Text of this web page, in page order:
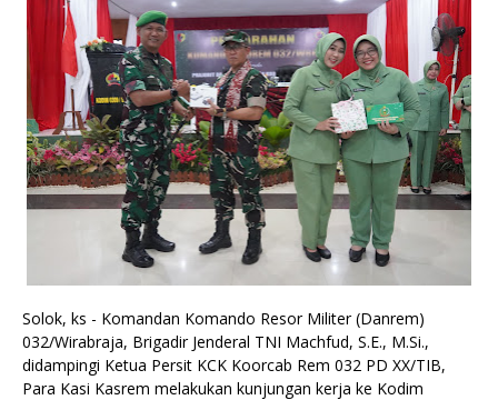
Solok, ks - Komandan Komando Resor Militer (Danrem)
032/Wirabraja, Brigadir Jenderal TNI Machfud, S.E., M.Si.,
didampingi Ketua Persit KCK Koorcab Rem 032 PD XX/TIB,
Para Kasi Kasrem melakukan kunjungan kerja ke Kodim